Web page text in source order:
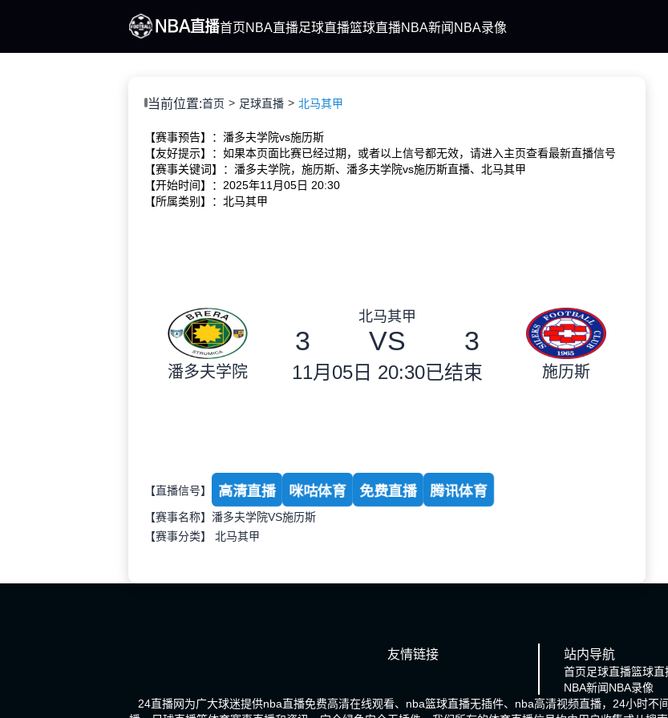
首页NBA直播足球直播篮球直播NBA新闻 NBA录像
当前位置:首页 足球直播 北马其甲
【赛事预告】：潘多夫学院vs施历斯
【友好提示】：如果本页面比赛已经过期，或者以上信号都无效，请进入主页查看最新直播信号
【赛事关键词】：潘多夫学院，施历斯、潘多夫学院vs施历斯直播、北马其甲
【开始时间】：2025年11月05日 20:30
【所属类别】：北马其甲
潘多夫学院
北马其甲
3 VS 3
11月05日 20:30已结束 施历斯
【直播信号】 高清直播 咪咕体育 免费直播 腾讯体育
【赛事名称】潘多夫学院VS施历斯
【赛事分类】 北马其甲
友情链接 站内导航
首页足球直播篮球直
NBA新闻NBA录像
24直播网为广大球迷提供nba直播免费高清在线观看、nba篮球直播无插件、nba高清视频直播，24小时不